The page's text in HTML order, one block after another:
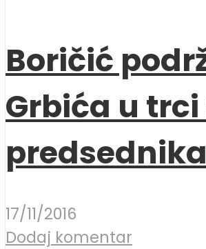
Boričić
Grbića u trci
predsednika
17/11/2016
Dodaj komentar